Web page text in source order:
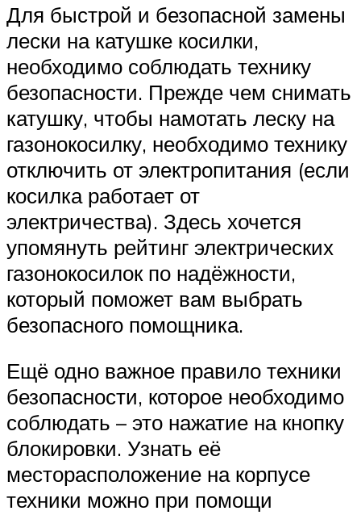
Для быстрой и безопасной замены
лески на катушке косилки,
необходимо соблюдать технику
безопасности. Прежде чем снимать
катушку, чтобы намотать леску на
газонокосилку, необходимо технику
отключить от электропитания (если
косилка работает от
электричества). Здесь хочется
упомянуть рейтинг электрических
газонокосилок по надёжности,
который поможет вам выбрать
безопасного помощника.
Ещё одно важное правило техники
безопасности, которое необходимо
соблюдать – это нажатие на кнопку
блокировки. Узнать её
месторасположение на корпусе
техники можно при помощи